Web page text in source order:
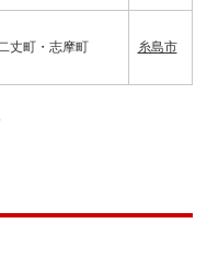
丈町・志摩町 糸島市